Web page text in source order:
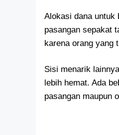
Alokasi dana untuk
pasangan sepakat
karena orang yang
Sisi menarik
lebih hemat. Ada
pasangan maupun